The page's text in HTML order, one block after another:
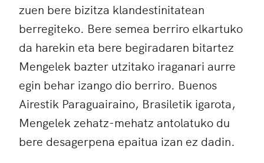
zuen bere bizitza klandestinitatean
berregiteko. Bere semea berriro elkartuko
da harekin eta bere begiradaren bitartez
Mengelek bazter utzitako iraganari aurre
egin behar izango dio berriro. Buenos
Airestik Paraguairaino, Brasiletik igarota,
Mengelek zehatz-mehatz antolatuko du
bere desagerpena epaitua izan ez dadin.